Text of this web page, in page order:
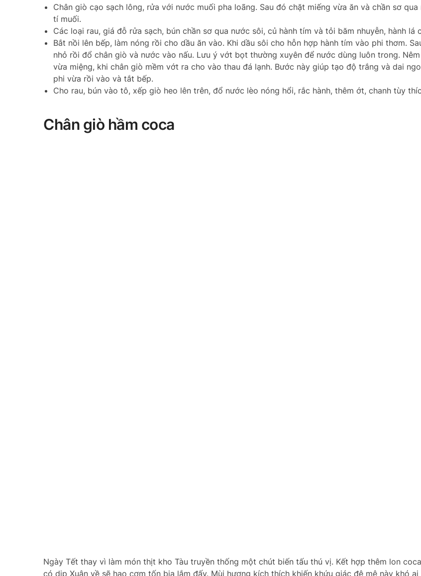
Chân giò cạo sạch lông, rửa với nước muối pha loãng. Sau đó chặt miếng vừa ăn và chần sơ
tí muối.
Các loại rau, giá đỗ rửa sạch, bún chần sơ qua nước sôi, củ hành tím và tỏi băm nhuyễn, hành lá
Bắt nồi lên bếp, làm nóng rồi cho dầu ăn vào. Khi dầu sôi cho hỗn hợp hành tím vào phi thơm.
nhỏ rồi đổ chân giò và nước vào nấu. Lưu ý vớt bọt thường xuyên để nước dùng luôn trong.
vừa miệng, khi chân giò mềm vớt ra cho vào thau đá lạnh. Bước này giúp tạo độ trắng và dai
phi vừa rồi vào và tắt bếp.
Cho rau, bún vào tô, xếp giò heo lên trên, đổ nước lèo nóng hổi, rắc hành, thêm ớt, chanh tùy
Chân giò hầm coca
Ngày Tết thay vì làm món thịt kho Tàu truyền thống một chút biến tấu thú vị. Kết hợp thêm lon
có dip Xuân về sẽ hao cơm tốn bia lắm đấy. Mùi hương kích thích khiến khứu giác đê mê này khó